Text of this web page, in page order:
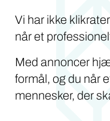
Vi har ikke
når et
Med annoncer
formål, og du når
mennesker, der